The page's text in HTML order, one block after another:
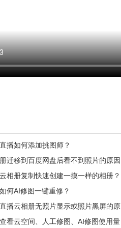
播如何添加挑图师？
迁移到百度网盘后看不到照片的原因
相册复制快速创建一摸一样的相册？
何AI修图一键重修？
播云相册无照片显示或照片黑屏的原
看云空间、人工修图、AI修图使用量